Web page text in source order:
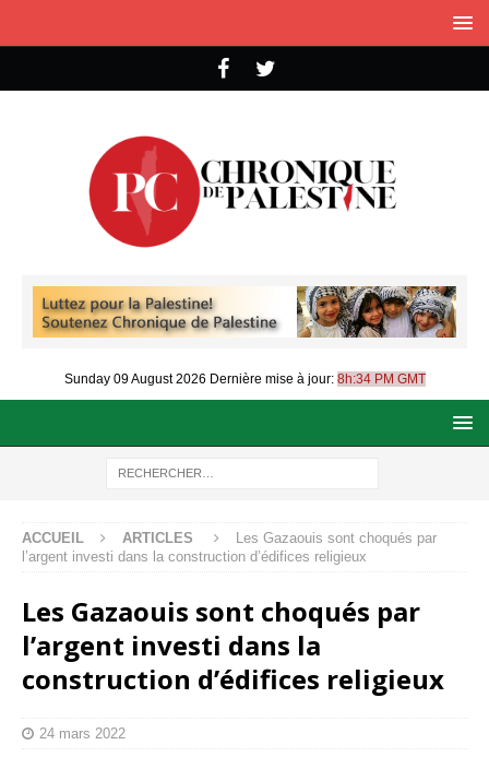
Sunday 09 August 2026 Dernière mise à jour: 8h:34 PM GMT
ACCUEIL ARTICLES
Les Gazaouis sont choqués par
l’argent investi dans la construction d’édifices religieux
Les Gazaouis sont choqués par
l’argent investi dans la
construction d’édifices religieux
24 mars 2022